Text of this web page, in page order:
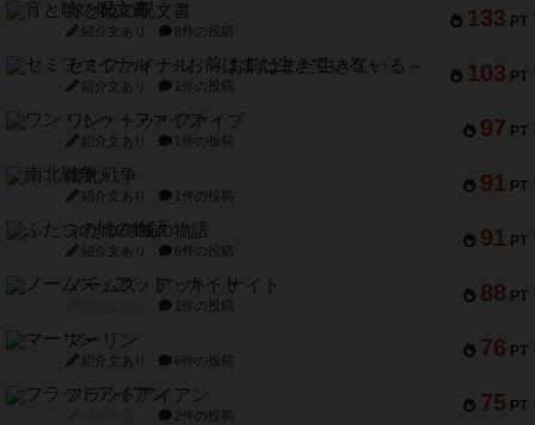
133 PT
宵と暁の呪文書
紹介文あり 8件の投稿
103 PT
セミファイナル ～お前はまだ生きている～
紹介文あり 1件の投稿
97 PT
ワン・トゥ・ファイブ
紹介文あり 1件の投稿
91 PT
南北戦争
紹介文あり 1件の投稿
91 PT
ふたつの城の物語
紹介文あり 6件の投稿
88 PT
ノームズ・アット・ナイト
1件の投稿
76 PT
マーリン
紹介文あり 6件の投稿
75 PT
フラットアイアン
2件の投稿